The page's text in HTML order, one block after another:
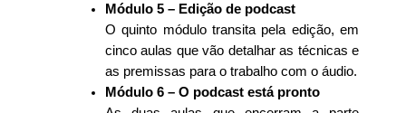
Módulo 5 – Edição de podcast
O quinto módulo transita pela edição, em
cinco aulas que vão detalhar as técnicas e
as premissas para o trabalho com o áudio.
Módulo 6 – O podcast está pronto